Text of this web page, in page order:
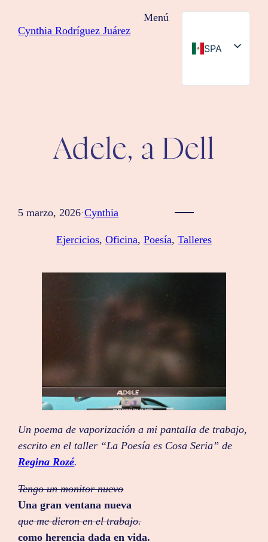
Cynthia Rodríguez Juárez
Menú
SPA
Adele, a Dell
5 marzo, 2026·Cynthia
Ejercicios, Oficina, Poesía, Talleres
Un poema de vaporización a mi pantalla de trabajo,
escrito en el taller “La Poesía es Cosa Seria” de
Regina Rozé.
Tengo un monitor nuevo
Una gran ventana nueva
que me dieron en el trabajo.
como herencia dada en vida.